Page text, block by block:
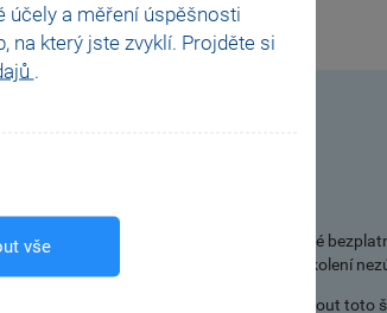
účely a měření úspěšnosti
na který jste zvyklí. Projděte si
.
všenebo stornovat objednávku je možné
v případě, že se přihlášený účastník školení
vyhrazuje si STORMWARE právo přesunout toto